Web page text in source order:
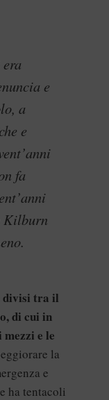
e
a
e
fa
Kilburn
divisi tra il
di cui in
e le
la
e
ha tentacoli